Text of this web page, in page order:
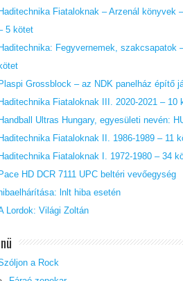
Fiataloknak – Arzenál könyvek
5 kötet
Fegyvernemek, szakcsapatok
Grossblock – az NDK panelház építő
Fiataloknak III. 2020-2021 – 10
Ultras Hungary, egyesületi nevén:
Fiataloknak II. 1986-1989 – 11
Fiataloknak I. 1972-1980 – 34
HD DCR 7111 UPC beltéri vevőegység
lnlt hiba esetén
Lordok: Világi Zoltán
a Rock